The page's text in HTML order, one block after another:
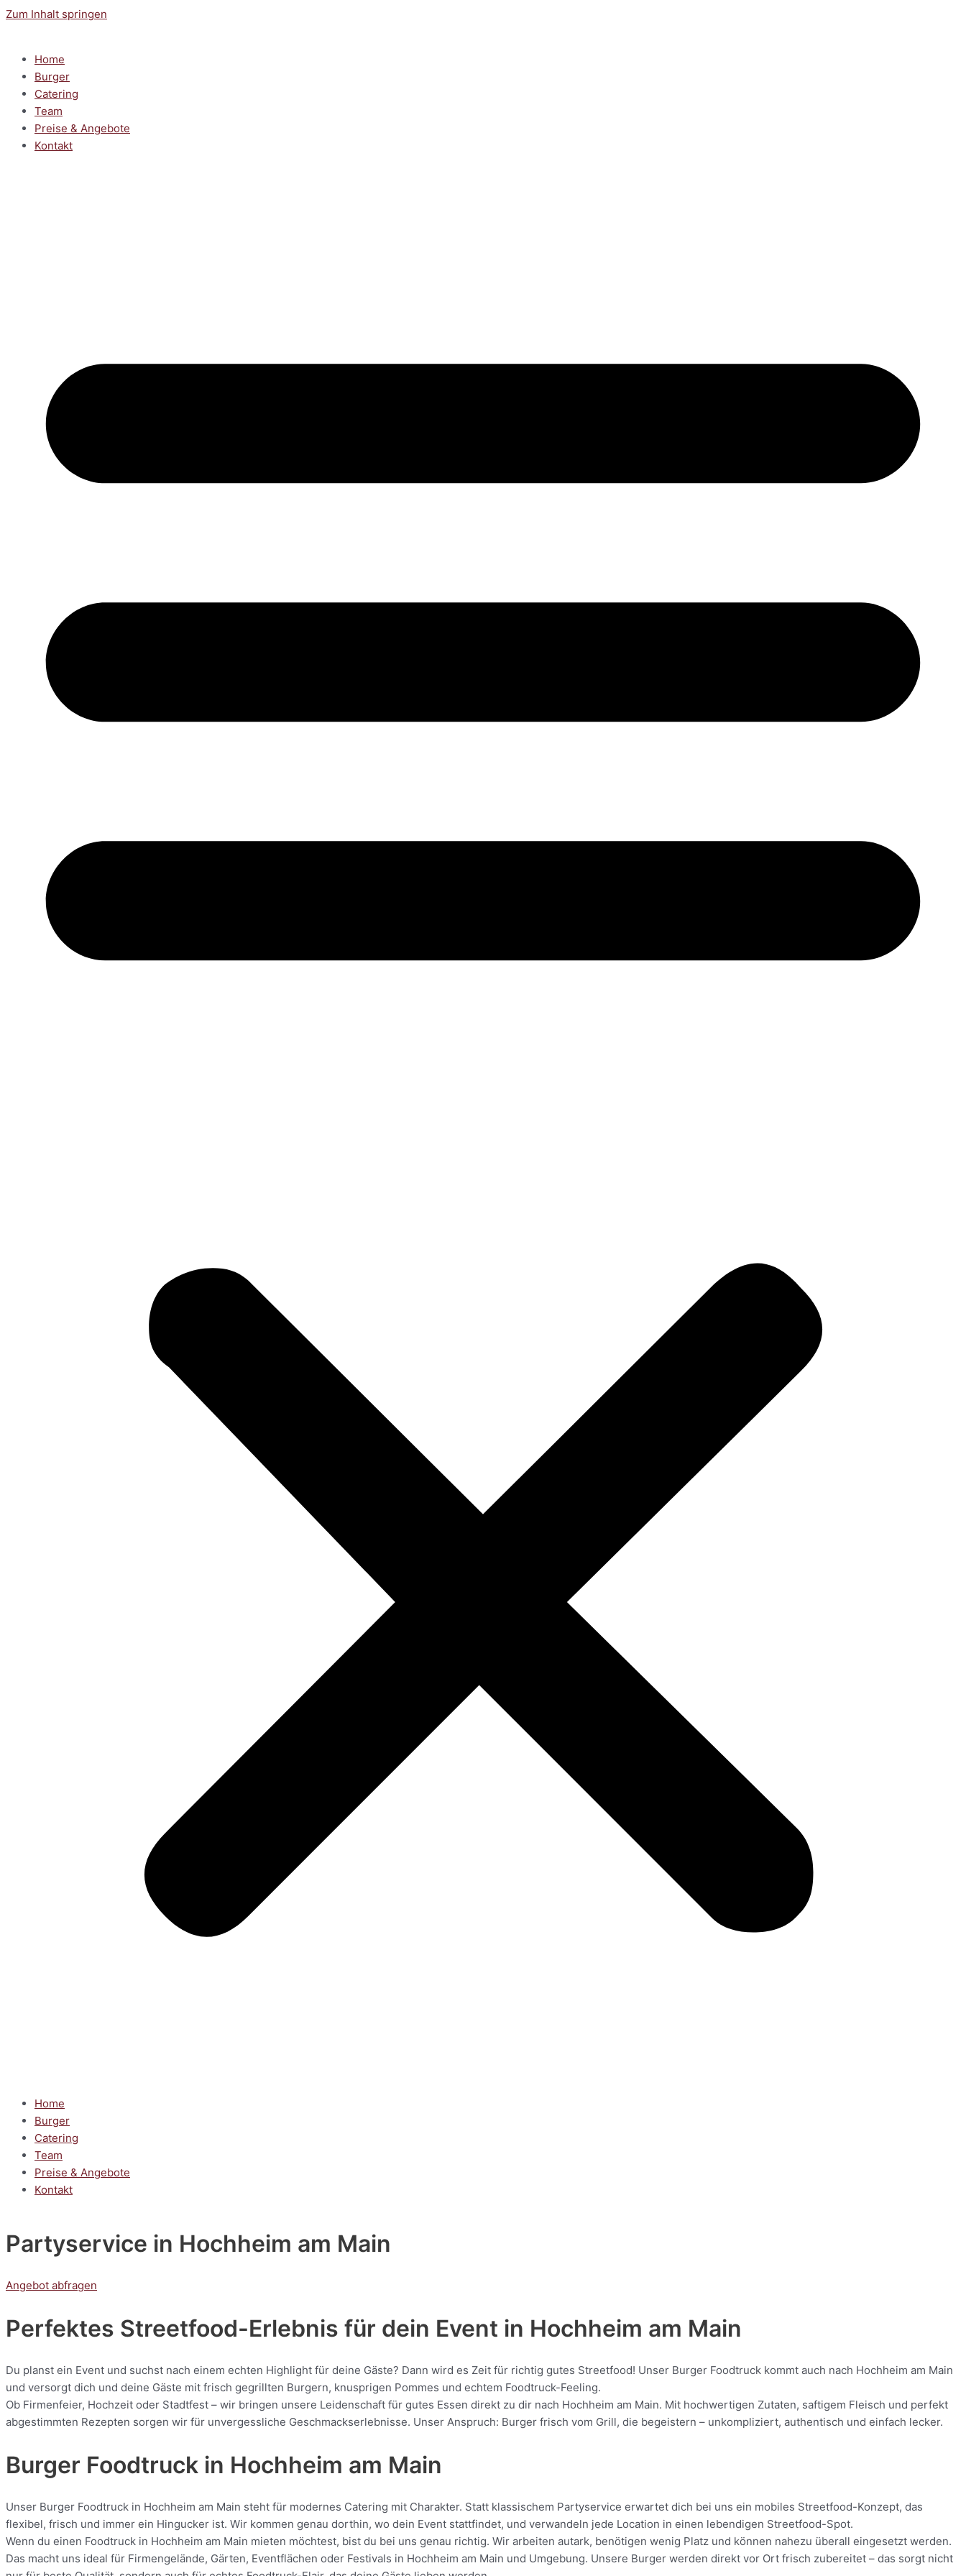
Zum Inhalt springen
Home
Burger
Catering
Team
Preise & Angebote
Kontakt
Home
Burger
Catering
Team
Preise & Angebote
Kontakt
Partyservice in Hochheim am Main
Angebot abfragen
Perfektes Streetfood-Erlebnis für dein Event in Hochheim am Main
Du planst ein Event und suchst nach einem echten Highlight für deine Gäste? Dann wird es Zeit für richtig gutes Streetfood! Unser Burger Foodtruck kommt auch nach Hochheim am Main
und versorgt dich und deine Gäste mit frisch gegrillten Burgern, knusprigen Pommes und echtem Foodtruck-Feeling.
Ob Firmenfeier, Hochzeit oder Stadtfest – wir bringen unsere Leidenschaft für gutes Essen direkt zu dir nach Hochheim am Main. Mit hochwertigen Zutaten, saftigem Fleisch und perfekt
abgestimmten Rezepten sorgen wir für unvergessliche Geschmackserlebnisse. Unser Anspruch: Burger frisch vom Grill, die begeistern – unkompliziert, authentisch und einfach lecker.
Burger Foodtruck in Hochheim am Main
Unser Burger Foodtruck in Hochheim am Main steht für modernes Catering mit Charakter. Statt klassischem Partyservice erwartet dich bei uns ein mobiles Streetfood-Konzept, das
flexibel, frisch und immer ein Hingucker ist. Wir kommen genau dorthin, wo dein Event stattfindet, und verwandeln jede Location in einen lebendigen Streetfood-Spot.
Wenn du einen Foodtruck in Hochheim am Main mieten möchtest, bist du bei uns genau richtig. Wir arbeiten autark, benötigen wenig Platz und können nahezu überall eingesetzt werden.
Das macht uns ideal für Firmengelände, Gärten, Eventflächen oder Festivals in Hochheim am Main und Umgebung. Unsere Burger werden direkt vor Ort frisch zubereitet – das sorgt nicht